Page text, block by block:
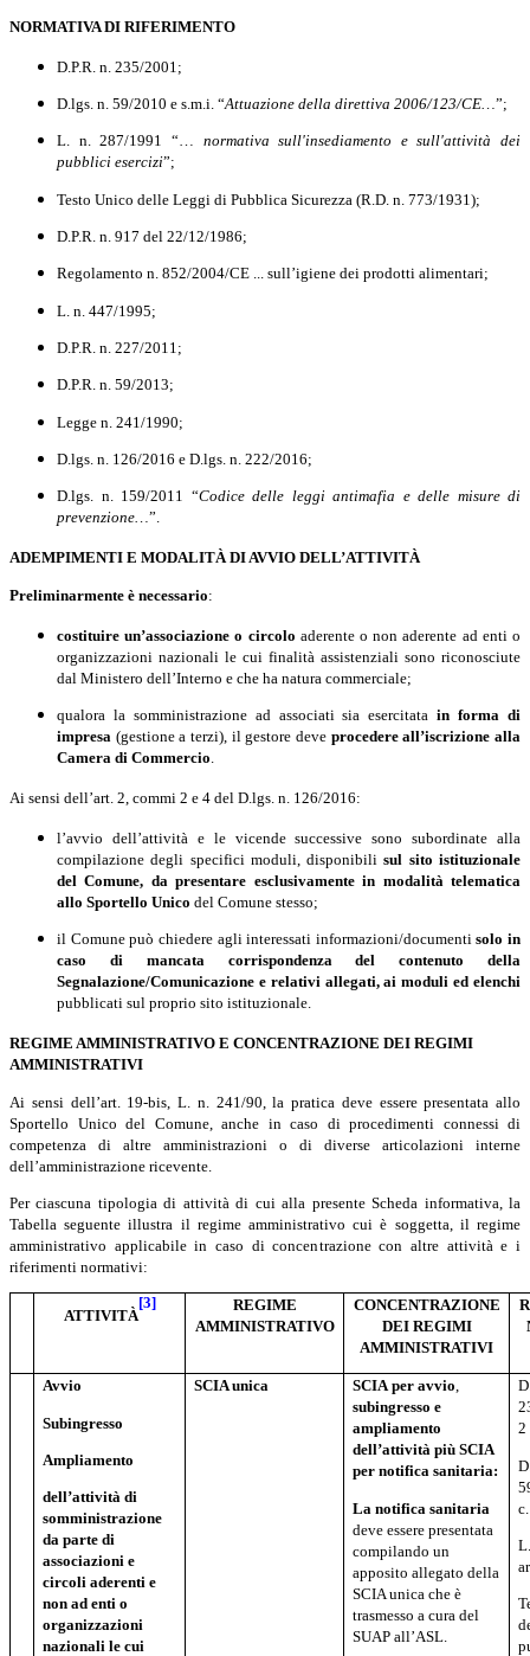
NORMATIVA DI RIFERIMENTO
D.P.R. n. 235/2001;
D.lgs. n. 59/2010 e s.m.i. “Attuazione della direttiva 2006/123/CE…”;
L. n. 287/1991 “… normativa sull'insediamento e sull'attività dei
pubblici esercizi”;
Testo Unico delle Leggi di Pubblica Sicurezza (R.D. n. 773/1931);
D.P.R. n. 917 del 22/12/1986;
Regolamento n. 852/2004/CE ... sull’igiene dei prodotti alimentari;
L. n. 447/1995;
D.P.R. n. 227/2011;
D.P.R. n. 59/2013;
Legge n. 241/1990;
D.lgs. n. 126/2016 e D.lgs. n. 222/2016;
D.lgs. n. 159/2011 “Codice delle leggi antimafia e delle misure di
prevenzione…”.
ADEMPIMENTI E MODALITÀ DI AVVIO DELL’ATTIVITÀ
Preliminarmente è necessario:
costituire un’associazione o circolo aderente o non aderente ad enti o
organizzazioni nazionali le cui finalità assistenziali sono riconosciute
dal Ministero dell’Interno e che ha natura commerciale;
qualora la somministrazione ad associati sia esercitatain forma di
impresa (gestione a terzi), il gestore deve procedere all’iscrizione alla
Camera di Commercio.
Ai sensi dell’art. 2, commi 2 e 4 del D.lgs. n. 126/2016:
l’avvio dell’attività e le vicende successive sono subordinate alla
compilazione degli specifici moduli, disponibilisul sito istituzionale
del Comune, da presentare esclusivamente in modalità telematica
allo Sportello Unico del Comune stesso;
il Comune può chiedere agli interessati informazioni/documentisolo in
caso di mancata corrispondenza del contenuto della
Segnalazione/Comunicazione e relativi allegati, ai moduli ed elenchi
pubblicati sul proprio sito istituzionale.
REGIME AMMINISTRATIVO E CONCENTRAZIONE DEI REGIMI
AMMINISTRATIVI
Ai sensi dell’art. 19-bis, L. n. 241/90, la pratica deve essere presentata allo
Sportello Unico del Comune, anche in caso di procedimenti connessi di
competenza di altre amministrazioni o di diverse articolazioni interne
dell’amministrazione ricevente.
Per ciascuna tipologia di attività di cui alla presente Scheda informativa, la
Tabella seguente illustra il regime amministrativo cui è soggetta, il regime
amministrativo applicabile in caso di concentrazione con altre attività e i
riferimenti normativi:
ATTIVITÀ
[3]
REGIME
AMMINISTRATIVO
CONCENTRAZIONE
DEI REGIMI
AMMINISTRATIVI
Avvio
Subingresso
Ampliamento
dell’attività di
somministrazione
da parte di
associazioni e
circoli aderenti e
non ad enti o
organizzazioni
nazionali le cui
SCIA unica SCIA per avvio,
subingresso e
ampliamento
dell’attività più SCIA
per notifica sanitaria:
La notifica sanitaria
deve essere presentata
compilando un
apposito allegato della
SCIA unica che è
trasmesso a cura del
SUAP all’ASL.
2